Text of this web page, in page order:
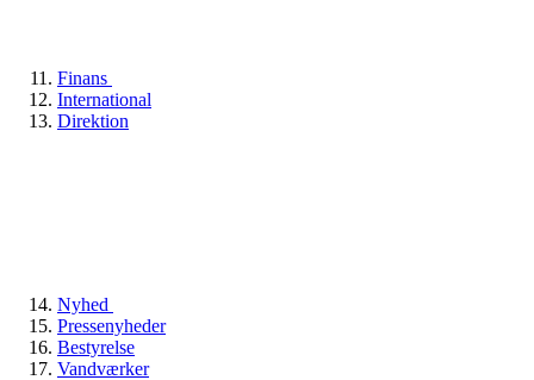
Finans
International
Direktion
Nyhed
Pressenyheder
Bestyrelse
Vandværker